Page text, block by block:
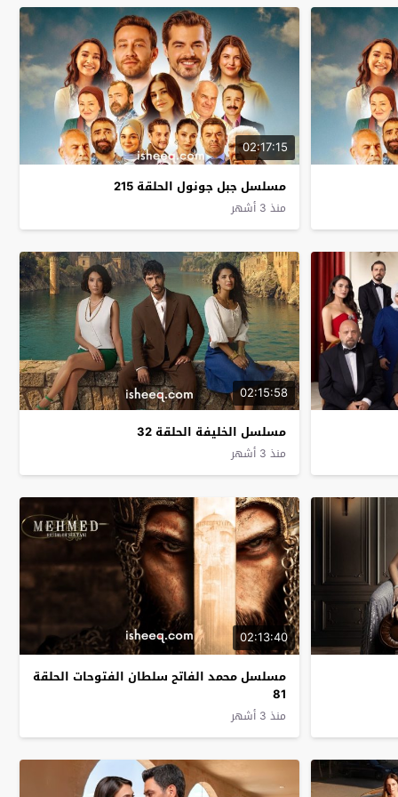
02:17:15
مسلسل جبل جونول الحلقة 215
منذ 3 أشهر
02:15:58
مسلسل الخليفة الحلقة 32
منذ 3 أشهر
02:13:40
مسلسل محمد الفاتح سلطان الفتوحات الحلقة
81
منذ 3 أشهر